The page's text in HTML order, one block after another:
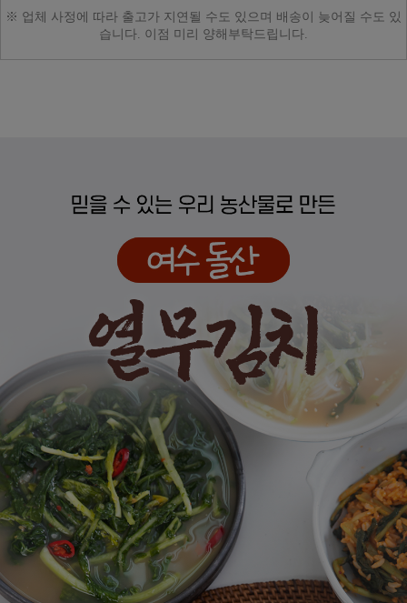
※ 업체 사정에 따라 출고가 지연될 수도 있으며 배송이 늦어질 수도 있
습니다. 이점 미리 양해부탁드립니다.